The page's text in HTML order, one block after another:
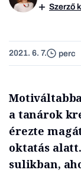
Szerző
2021. 6. 7. perc
a tanárok
érezte
oktatás
sulikban,